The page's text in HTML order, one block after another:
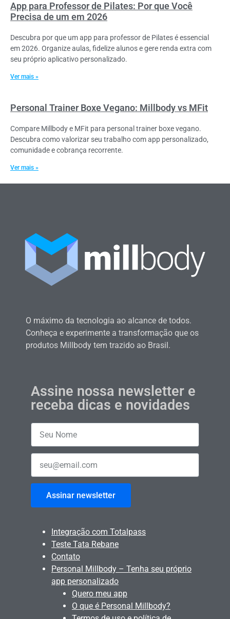
App para Professor de Pilates: Por que Você
Precisa de um em 2026
Descubra por que um app para professor de Pilates é essencial
em 2026. Organize aulas, fidelize alunos e gere renda extra com
seu próprio aplicativo personalizado.
Ver mais »
Personal Trainer Boxe Vegano: Millbody vs MFit
Compare Millbody e MFit para personal trainer boxe vegano.
Descubra como valorizar seu trabalho com app personalizado,
comunidade e cobrança recorrente.
Ver mais »
O máximo da tecnologia ao alcance de todos.
Conheça e experimente a transformação que os
produtos Millbody tem trazido ao Brasil.
Assine nossa newsletter e
receba dicas e novidades
Assinar newsletter
Integração com Totalpass
Teste Tata Rebane
Contato
Personal Millbody – Tenha seu próprio
app personalizado
Quero meu app
O que é Personal Millbody?